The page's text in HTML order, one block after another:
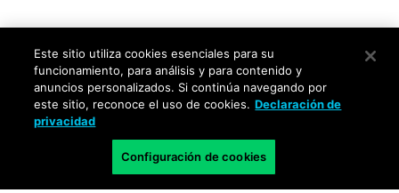
Privacidad
Centro de confianza
Condiciones de uso
Documentación
Este sitio utiliza cookies esenciales para su
funcionamiento, para análisis y para contenido y
anuncios personalizados. Si continúa navegando por
este sitio, reconoce el uso de cookies. Declaración de
privacidad
Configuración de cookies